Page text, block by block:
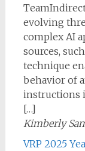
evolving
complex AI
sources,
technique
behavior of
instructions
[…]
Kimberly
VRP 2025